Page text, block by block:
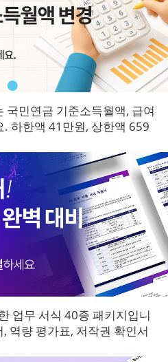
민연금 기준소득월액, 급여
하한액 41만원, 상한액 659
업무 서식 40종 패키지입니
역량 평가표, 저작권 확인서